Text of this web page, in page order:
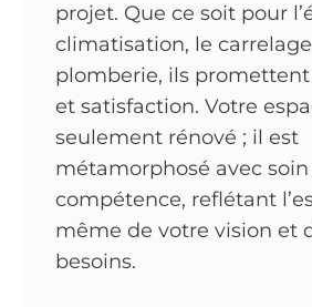
projet. Que ce soit pour
climatisation, le
plomberie, ils
et satisfaction. Votre
seulement rénové ; il est
métamorphosé avec
compétence, reflétant
même de votre vision et
besoins.